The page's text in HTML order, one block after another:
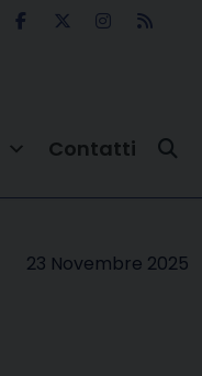
Contatti
23 Novembre 2025